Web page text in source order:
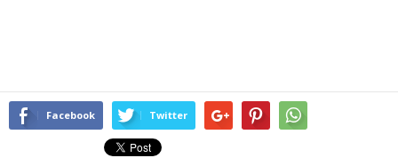
Facebook Twitter